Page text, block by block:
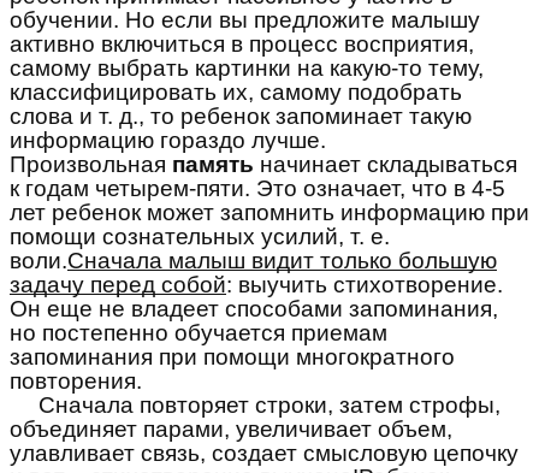
обучении. Но если вы предложите малышу
активно включиться в процесс восприятия,
самому выбрать картинки на какую-то тему,
классифицировать их, самому подобрать
слова и т. д., то ребенок запоминает такую
информацию гораздо лучше.
Произвольная память начинает складываться
к годам четырем-пяти. Это означает, что в 4-5
лет ребенок может запомнить информацию при
помощи сознательных усилий, т. е.
воли.Сначала малыш видит только большую
задачу перед собой: выучить стихотворение.
Он еще не владеет способами запоминания,
но постепенно обучается приемам
запоминания при помощи многократного
повторения.
Сначала повторяет строки, затем строфы,
объединяет парами, увеличивает объем,
улавливает связь, создает смысловую цепочку